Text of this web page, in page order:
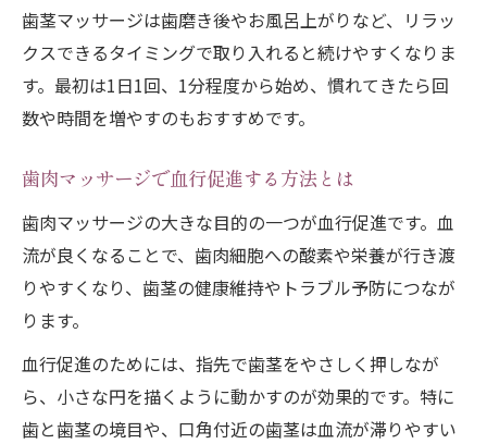
歯茎マッサージは歯磨き後やお風呂上がりなど、リラッ
クスできるタイミングで取り入れると続けやすくなりま
す。最初は1日1回、1分程度から始め、慣れてきたら回
数や時間を増やすのもおすすめです。
歯肉マッサージで血行促進する方法とは
歯肉マッサージの大きな目的の一つが血行促進です。血
流が良くなることで、歯肉細胞への酸素や栄養が行き渡
りやすくなり、歯茎の健康維持やトラブル予防につなが
ります。
血行促進のためには、指先で歯茎をやさしく押しなが
ら、小さな円を描くように動かすのが効果的です。特に
歯と歯茎の境目や、口角付近の歯茎は血流が滞りやすい